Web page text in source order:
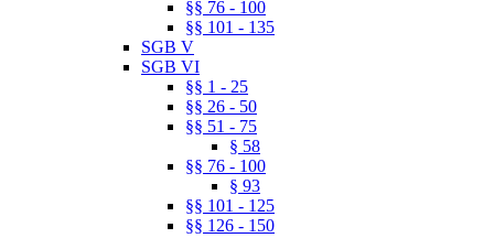
§§ 76 - 100
§§ 101 - 135
SGB V
SGB VI
§§ 1 - 25
§§ 26 - 50
§§ 51 - 75
§ 58
§§ 76 - 100
§ 93
§§ 101 - 125
§§ 126 - 150